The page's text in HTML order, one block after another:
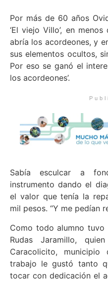
Por más de 60 años
‘El viejo Villo’, en
abría los acordeones, y
sus elementos ocultos,
Por eso se ganó el
los acordeones’.
Sabía esculcar a
instrumento dando el
el valor que tenía la
mil pesos. “Y me pedían
Como todo alumno tuvo
Rudas Jaramillo,
Caracolicito,
trabajo le gustó tanto
tocar con dedicación el